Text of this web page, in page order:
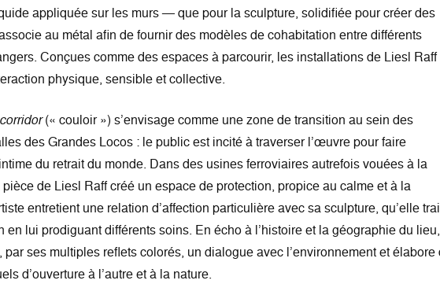
appliquée sur les murs — que pour la sculpture, solidifiée pour créer des
au métal afin de fournir des modèles de cohabitation entre différents
Conçues comme des espaces à parcourir, les installations de Liesl Raff
physique, sensible et collective.
corridor(« couloir ») s’envisage comme une zone de transition au sein des
des Grandes Locos : le public est incité à traverser l’œuvre pour faire
du retrait du monde. Dans des usines ferroviaires autrefois vouées à la
de Liesl Raff créé un espace de protection, propice au calme et à la
entretient une relation d’affection particulière avec sa sculpture, qu’elle
en lui prodiguant différents soins. En écho à l’histoire et la géographie du lieu,
ses multiples reflets colorés, un dialogue avec l’environnement et élabore
d’ouverture à l’autre et à la nature.